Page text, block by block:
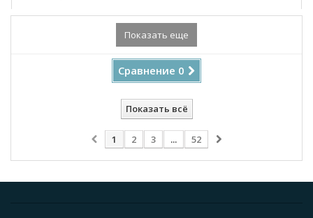
Купить!
Сравнение 0
Показать всё
Показать еще
1 2 3 ... 52